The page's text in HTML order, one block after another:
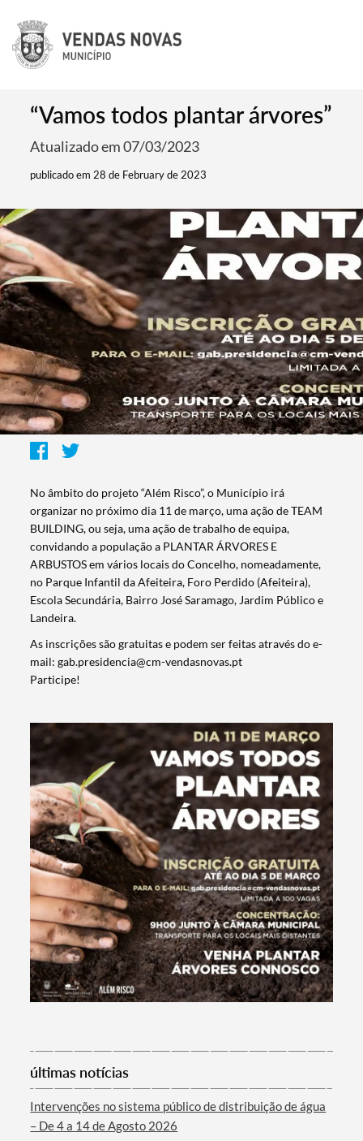
Termo de Pesquisa
Categorias gerais
“Vamos todos plantar árvores”
Atualizado em 07/03/2023
publicado em 28 de February de 2023
No âmbito do projeto “Além Risco”, o Município irá
organizar no próximo dia 11 de março, uma ação de TEAM
BUILDING, ou seja, uma ação de trabalho de equipa,
convidando a população a PLANTAR ÁRVORES E
ARBUSTOS em vários locais do Concelho, nomeadamente,
no Parque Infantil da Afeiteira, Foro Perdido (Afeiteira),
Escola Secundária, Bairro José Saramago, Jardim Público e
Landeira.
As inscrições são gratuitas e podem ser feitas através do e-
mail: gab.presidencia@cm-vendasnovas.pt
Participe!
últimas notícias
Intervenções no sistema público de distribuição de água
– De 4 a 14 de Agosto 2026